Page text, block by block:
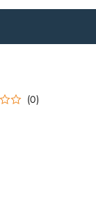
(0)